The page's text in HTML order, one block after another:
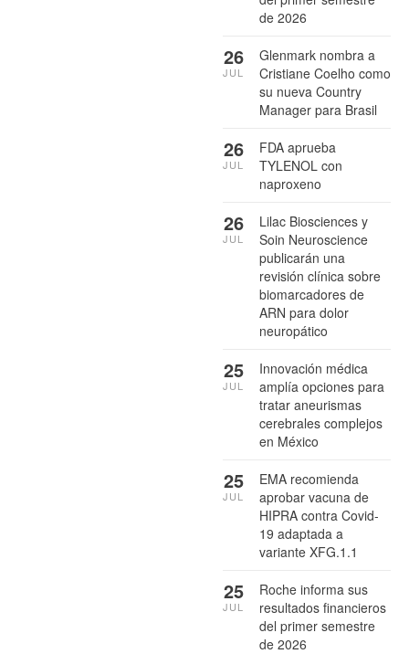
de 2026
Glenmark nombra a
Cristiane Coelho como
su nueva Country
Manager para Brasil
26
JUL
FDA aprueba
TYLENOL con
naproxeno
26
JUL
Lilac Biosciences y
Soin Neuroscience
publicarán una
revisión clínica sobre
biomarcadores de
ARN para dolor
neuropático
26
JUL
Innovación médica
amplía opciones para
tratar aneurismas
cerebrales complejos
en México
25
JUL
EMA recomienda
aprobar vacuna de
HIPRA contra Covid-
19 adaptada a
variante XFG.1.1
25
JUL
Roche informa sus
resultados financieros
del primer semestre
de 2026
25
JUL